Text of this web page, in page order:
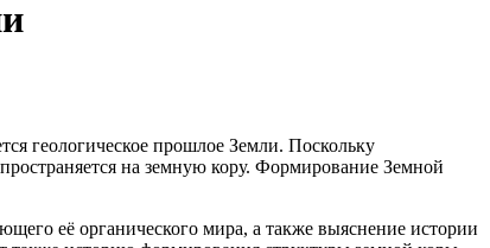
геологическое прошлое Земли. Поскольку
на земную кору. Формирование Земной
её органического мира, а также выяснение истории